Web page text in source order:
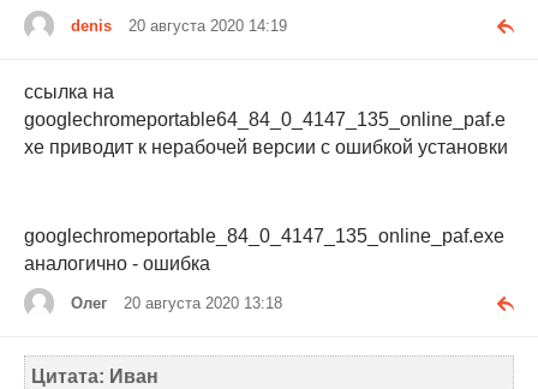
denis 20 августа 2020 14:19
ссылка на
googlechromeportable64_84_0_4147_135_online_paf.e
xe приводит к нерабочей версии с ошибкой установки
googlechromeportable_84_0_4147_135_online_paf.exe
аналогично - ошибка
Олег 20 августа 2020 13:18
Цитата: Иван